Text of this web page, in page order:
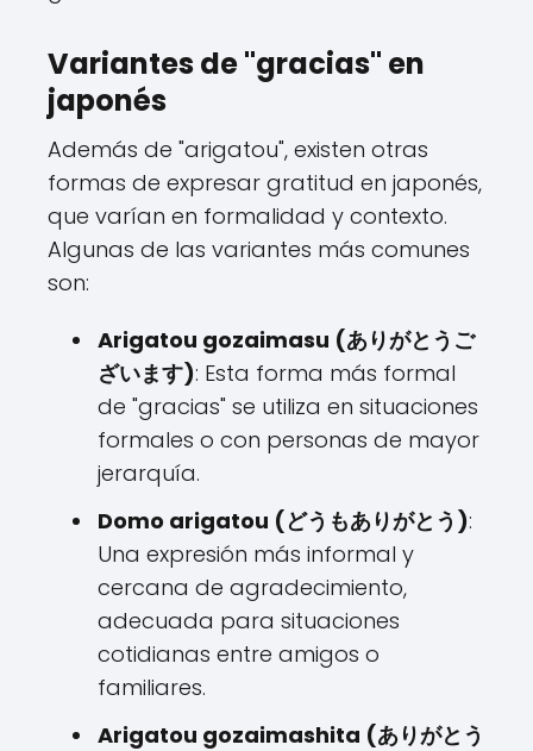
Variantes de "gracias" en
japonés
Además de "arigatou", existen otras
formas de expresar gratitud en japonés,
que varían en formalidad y contexto.
Algunas de las variantes más comunes
son:
Arigatou gozaimasu (ありがとうご
ざいます): Esta forma más formal
de "gracias" se utiliza en situaciones
formales o con personas de mayor
jerarquía.
Domo arigatou (どうもありがとう):
Una expresión más informal y
cercana de agradecimiento,
adecuada para situaciones
cotidianas entre amigos o
familiares.
Arigatou gozaimashita (ありがとう